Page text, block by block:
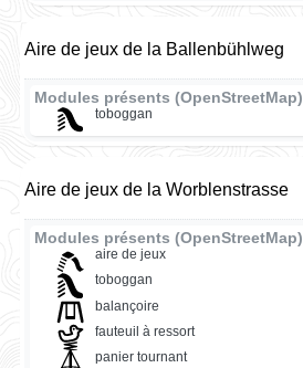
Aire de jeux de la Ballenbühlweg
Modules présents (OpenStreetMap)
toboggan
Aire de jeux de la Worblenstrasse
Modules présents (OpenStreetMap)
aire de jeux
toboggan
balançoire
fauteuil à ressort
panier tournant